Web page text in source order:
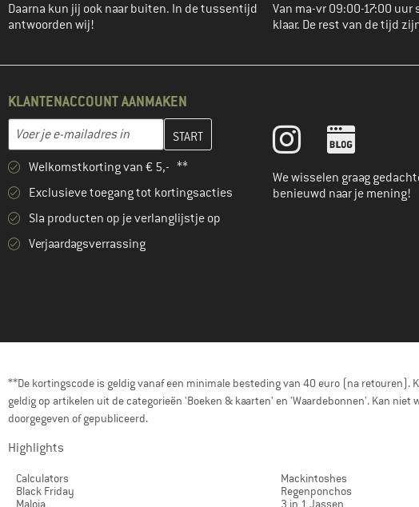
Daarna kun jij ook naar buiten. In de tussentijd
antwoorden wij!
Van ma-vr 09:00-17:00 uur
klaar. De rest van de tijd
KLANTENACCOUNT AANMAKEN
E-mailadres
Vul je e-mailadres hier in en maak in de volgende stap je klantenaccount aan
Welkomstkorting van € 5,- **
Exclusieve toegang tot kortingsacties
Sla producten op je verlanglijstje op
Verjaardagsverrassing
We wisselen graag
benieuwd naar je mening!
**De kortingscode is geldig vanaf een minimale besteding van 40 euro (na
geldig op artikelen uit de categorieën 'Boeken & kaarten' en 'Waardebonnen'. Kan
doorgegeven of gepubliceerd.
Highlights
Calculators
Black Friday
Maloja
Mackintoshes
Regenponchos
3 in 1 Jassen